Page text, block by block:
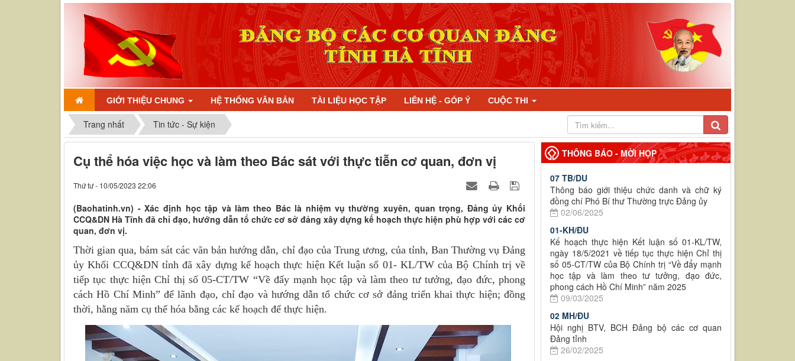
GIỚI THIỆU CHUNG HỆ THỐNG VĂN BẢN TÀI LIỆU HỌC TẬP LIÊN HỆ - GÓP Ý CUỘC THI
Trang nhất Tin tức - Sự kiện
Cụ thể hóa việc học và làm theo Bác sát với thực tiễn cơ quan, đơn vị
Thứ tư - 10/05/2023 22:06
(Baohatinh.vn) - Xác định học tập và làm theo Bác là nhiệm vụ thường xuyên, quan trọng, Đảng ủy Khối
CCQ&DN Hà Tĩnh đã chỉ đạo, hướng dẫn tổ chức cơ sở đảng xây dựng kế hoạch thực hiện phù hợp với các cơ
quan, đơn vị.
Thời gian qua, bám sát các văn bản hướng dẫn, chỉ đạo của Trung ương, của tỉnh, Ban Thường vụ Đảng
ủy Khối CCQ&DN tỉnh đã xây dựng kế hoạch thực hiện Kết luận số 01- KL/TW của Bộ Chính trị về
tiếp tục thực hiện Chỉ thị số 05-CT/TW “Về đẩy mạnh học tập và làm theo tư tưởng, đạo đức, phong
cách Hồ Chí Minh” để lãnh đạo, chỉ đạo và hướng dẫn tổ chức cơ sở đảng triển khai thực hiện; đồng
thời, hằng năm cụ thể hóa bằng các kế hoạch để thực hiện.
THÔNG BÁO - MỜI HỌP
07 TB/DU
Thông báo giới thiệu chức danh và chữ ký
đồng chí Phó Bí thư Thường trực Đảng ủy
02/06/2025
01-KH/ĐU
Kế hoạch thực hiện Kết luận số 01-KL/TW,
ngày 18/5/2021 về tiếp tục thực hiện Chỉ thị
số 05-CT/TW của Bộ Chính trị “Về đẩy mạnh
học tập và làm theo tư tưởng, đạo đức,
phong cách Hồ Chí Minh” năm 2025
09/03/2025
02 MH/ĐU
Hội nghị BTV, BCH Đảng bộ các cơ quan
Đảng tỉnh
26/02/2025